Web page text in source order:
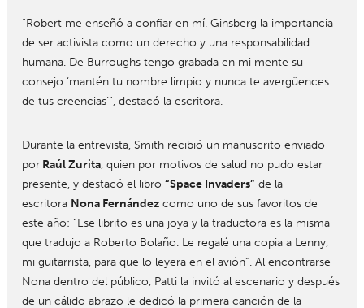
“Robert me enseñó a confiar en mí. Ginsberg la importancia
de ser activista como un derecho y una responsabilidad
humana. De Burroughs tengo grabada en mi mente su
consejo ‘mantén tu nombre limpio y nunca te avergüences
de tus creencias’”, destacó la escritora.
Durante la entrevista, Smith recibió un manuscrito enviado
porRaúl Zurita, quien por motivos de salud no pudo estar
presente, y destacó el libro “Space Invaders” de la
escritora Nona Fernándezcomo uno de sus favoritos de
este año: “Ese librito es una joya y la traductora es la misma
que tradujo a Roberto Bolaño. Le regalé una copia a Lenny,
mi guitarrista, para que lo leyera en el avión”. Al encontrarse
Nona dentro del público, Patti la invitó al escenario y después
de un cálido abrazo le dedicó la primera canción de la